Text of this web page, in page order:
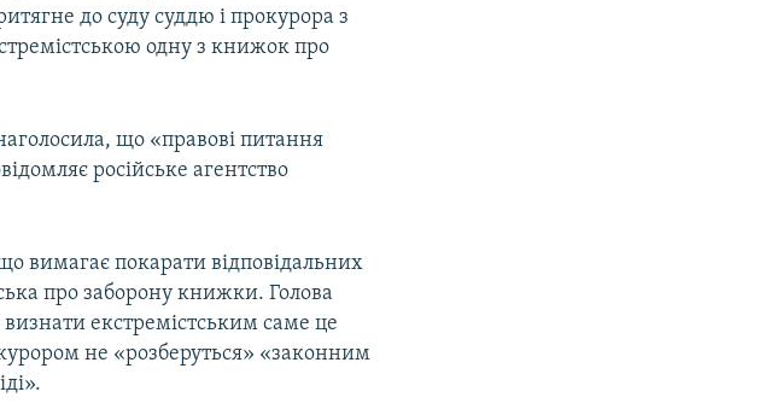
до суду суддю і прокурора з
одну з книжок про
що «правові питання
російське агентство
вимагає покарати відповідальних
про заборону книжки. Голова
екстремістським саме це
не «розберуться» «законним